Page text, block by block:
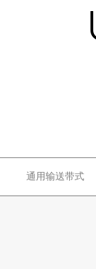
通用输送带式